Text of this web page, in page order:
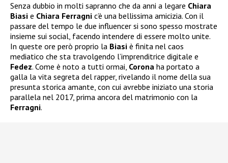
Senza dubbio in molti sapranno che da anni a legare Chiara
Biasi e Chiara Ferragni c’è una bellissima amicizia. Con il
passare del tempo le due influencer si sono spesso mostrate
insieme sui social, facendo intendere di essere molto unite.
In queste ore però proprio la Biasi è finita nel caos
mediatico che sta travolgendo l’imprenditrice digitale e
Fedez. Come è noto a tutti ormai, Corona ha portato a
galla la vita segreta del rapper, rivelando il nome della sua
presunta storica amante, con cui avrebbe iniziato una storia
parallela nel 2017, prima ancora del matrimonio con la
Ferragni.